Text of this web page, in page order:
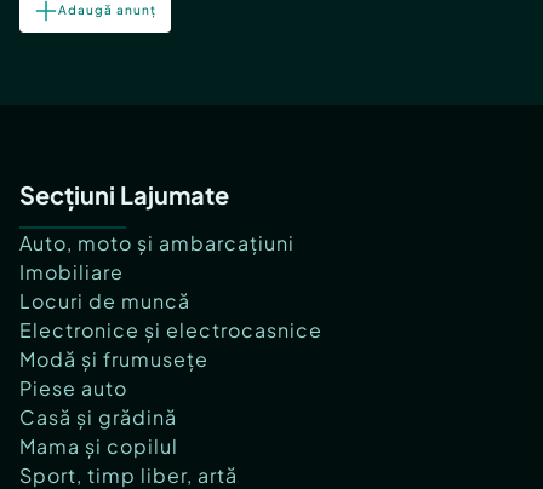
Adaugă anunț
Secțiuni Lajumate
Auto, moto și ambarcațiuni
Imobiliare
Locuri de muncă
Electronice și electrocasnice
Modă și frumusețe
Piese auto
Casă și grădină
Mama și copilul
Sport, timp liber, artă